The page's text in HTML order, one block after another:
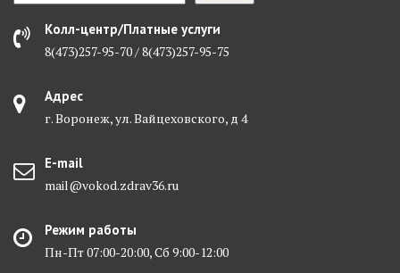
Колл-центр/Платные услуги
8(473)257-95-70 / 8(473)257-95-75
Адрес
г. Воронеж, ул. Вайцеховского, д 4
E-mail
mail@vokod.zdrav36.ru
Режим работы
Пн-Пт 07:00-20:00, Сб 9:00-12:00